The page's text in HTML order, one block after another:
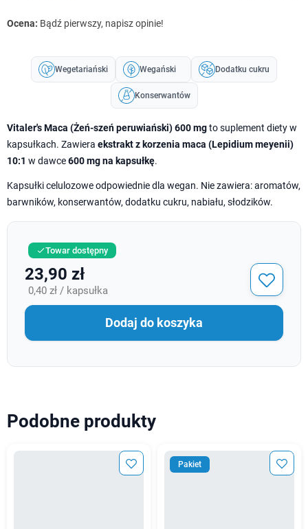
Ocena: Bądź pierwszy, napisz opinie!
Wegetariański Wegański Dodatku cukru
Konserwantów
Vitaler's Maca (Żeń-szeń peruwiański) 600 mgto suplement diety w
kapsułkach. Zawiera ekstrakt z korzenia maca (Lepidium meyenii)
10:1 w dawce600 mg na kapsułkę.
Kapsułki celulozowe odpowiednie dla wegan. Nie zawiera: aromatów,
barwników, konserwantów, dodatku cukru, nabiału, słodzików.
Towar dostępny
23,90 zł
0,40 zł / kapsułka
Dodaj do koszyka
Podobne produkty
Pakiet